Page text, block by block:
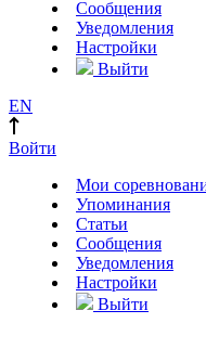
Сообщения
Уведомления
Настройки
Выйти
EN
Войти
Мои
Упоминания
Статьи
Сообщения
Уведомления
Настройки
Выйти